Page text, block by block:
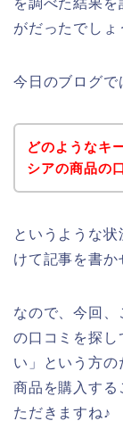
を調べた結果
がだったでしょ
今日のブログで
どのようなキ
シアの商品の
というような
けて記事を書か
なので、今回、
の口コミを探し
い」という方
商品を購入する
ただきますね♪